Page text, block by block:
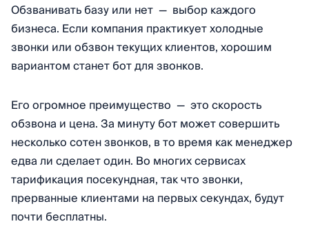
Обзванивать базу или нет — выбор каждого
бизнеса. Если компания практикует холодные
звонки или обзвон текущих клиентов, хорошим
вариантом станет бот для звонков.
Его огромное преимущество — это скорость
обзвона и цена. За минуту бот может совершить
несколько сотен звонков, в то время как менеджер
едва ли сделает один. Во многих сервисах
тарификация посекундная, так что звонки,
прерванные клиентами на первых секундах, будут
почти бесплатны.